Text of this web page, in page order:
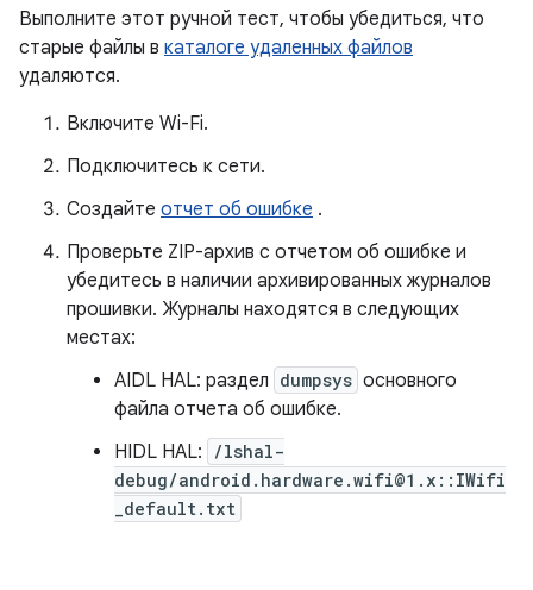
Выполните этот ручной тест, чтобы убедиться, что
старые файлы в каталоге удаленных файлов
удаляются.
Включите Wi-Fi.
Подключитесь к сети.
Создайте отчет об ошибке .
Проверьте ZIP-архив с отчетом об ошибке и
убедитесь в наличии архивированных журналов
прошивки. Журналы находятся в следующих
местах:
AIDL HAL: раздел dumpsys основного
файла отчета об ошибке.
HIDL HAL:
/lshal-
debug/android.hardware.wifi@1.x::IWifi
_default.txt